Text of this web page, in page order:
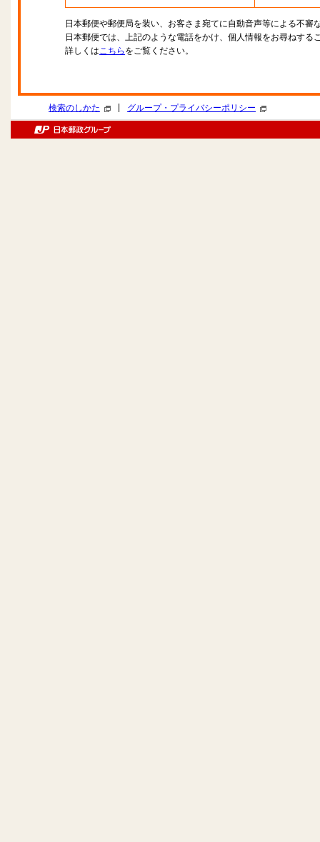
日本郵便や郵便局を装い、お客さま宛てに自動音声等による不審
日本郵便では、上記のような電話をかけ、個人情報をお尋ねする
詳しくはこちら をご覧ください。
検索のしかた グループ・プライバシーポリシー